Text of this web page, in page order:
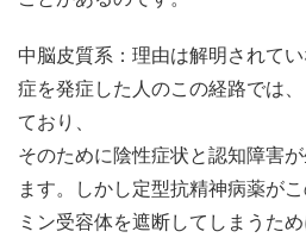
中脳皮質系：理由は解明されて
症を発症した人のこの経路では
ており、
そのために陰性症状と認知障害
ます。しかし定型抗精神病薬が
ミン受容体を遮断してしまうた